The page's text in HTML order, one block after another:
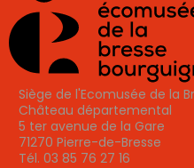
Siège de l'Ecomusée de la
Château départemental
5 ter avenue de la Gare
71270 Pierre-de-Bresse
Tél. 03 85 76 27 16